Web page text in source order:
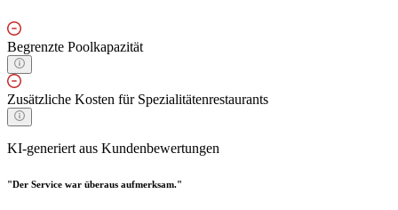
Begrenzte Poolkapazität
Zusätzliche Kosten für Spezialitätenrestaurants
KI-generiert aus Kundenbewertungen
"Der Service war überaus aufmerksam."